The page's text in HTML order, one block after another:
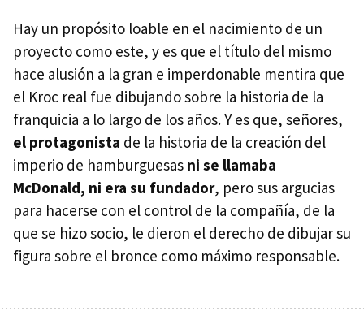
Hay un propósito loable en el nacimiento de un
proyecto como este, y es que el título del mismo
hace alusión a la gran e imperdonable mentira que
el Kroc real fue dibujando sobre la historia de la
franquicia a lo largo de los años. Y es que, señores,
el protagonista de la historia de la creación del
imperio de hamburguesas ni se llamaba
McDonald, ni era su fundador, pero sus argucias
para hacerse con el control de la compañía, de la
que se hizo socio, le dieron el derecho de dibujar su
figura sobre el bronce como máximo responsable.